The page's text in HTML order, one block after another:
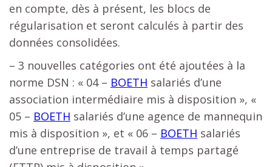
en compte, dès à présent, les blocs de
régularisation et seront calculés à partir des
données consolidées.
– 3 nouvelles catégories ont été ajoutées à la
norme DSN : « 04 – BOETH salariés d’une
association intermédiaire mis à disposition », «
05 – BOETH salariés d’une agence de mannequin
mis à disposition », et « 06 – BOETH salariés
d’une entreprise de travail à temps partagé